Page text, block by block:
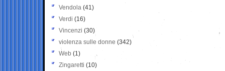
Vendola (41)
Verdi (16)
Vincenzi (30)
violenza sulle donne (342)
Web (1)
Zingaretti (10)